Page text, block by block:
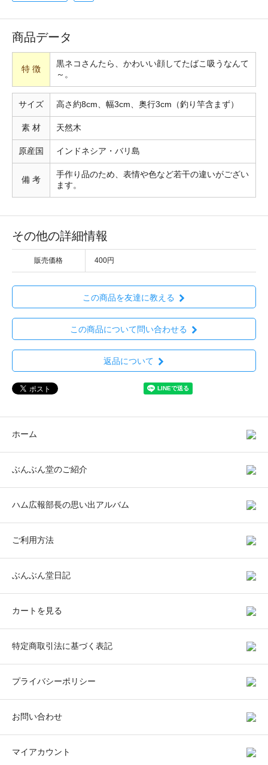
商品データ
特 徴
黒ネコさんたら、かわいい顔してたばこ吸うなんて
～。
サイズ 高さ約8cm、幅3cm、奥行3cm（釣り竿含まず）
素 材 天然木
原産国 インドネシア・バリ島
備 考
手作り品のため、表情や色など若干の違いがござい
ます。
その他の詳細情報
販売価格 400円
この商品を友達に教える
この商品について問い合わせる
返品について
ホーム
ぶんぶん堂のご紹介
ハム広報部長の思い出アルバム
ご利用方法
ぶんぶん堂日記
カートを見る
特定商取引法に基づく表記
プライバシーポリシー
お問い合わせ
マイアカウント